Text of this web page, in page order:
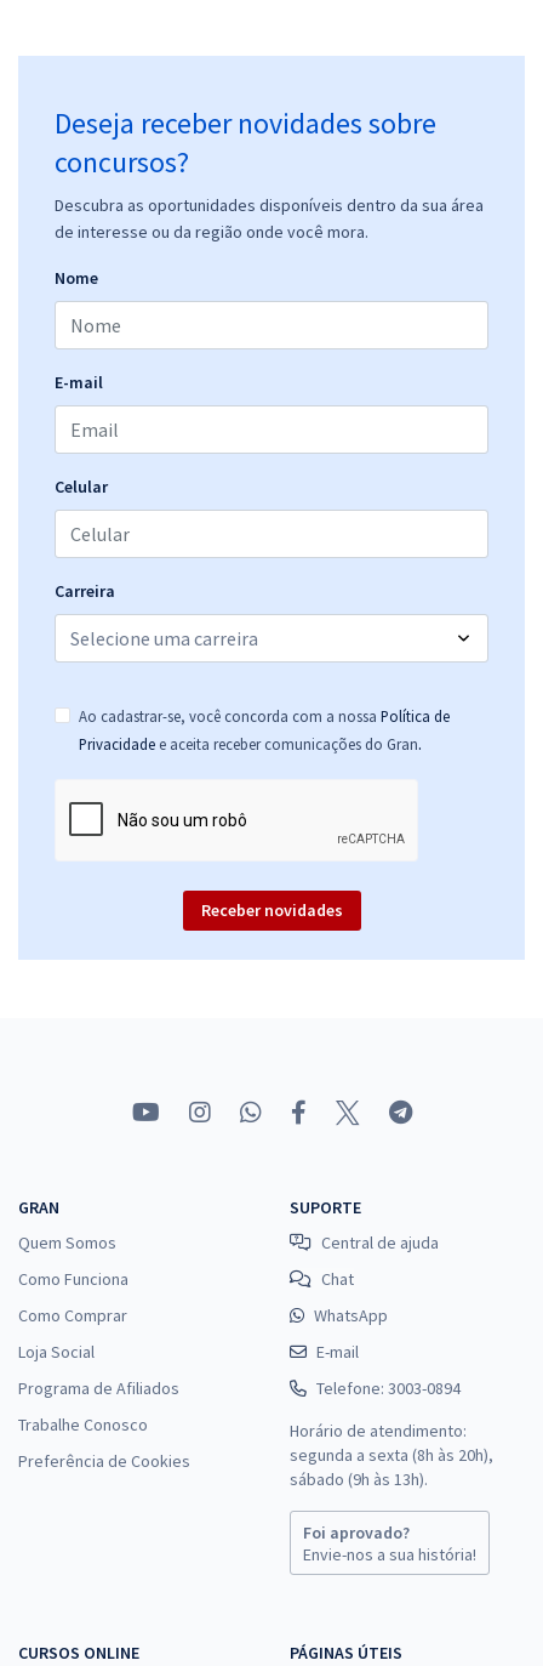
Deseja receber novidades sobre
concursos?
Descubra as oportunidades disponíveis dentro da sua área
de interesse ou da região onde você mora.
Nome
E-mail
Celular
Carreira
Ao cadastrar-se, você concorda com a nossa Política de
Privacidade e aceita receber comunicações do Gran.
Receber novidades
GRAN
Quem Somos
Como Funciona
Como Comprar
Loja Social
Programa de Afiliados
Trabalhe Conosco
Preferência de Cookies
SUPORTE
Central de ajuda
Chat
WhatsApp
E-mail
Telefone: 3003-0894
Horário de atendimento:
segunda a sexta (8h às 20h),
sábado (9h às 13h).
Foi aprovado?
Envie-nos a sua história!
CURSOS ONLINE PÁGINAS ÚTEIS